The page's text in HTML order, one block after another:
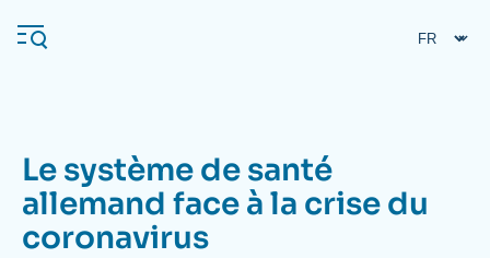
au
contenu
Navigation
principale
L'Ifri
Le système de santé
allemand face à la crise du
coronavirus